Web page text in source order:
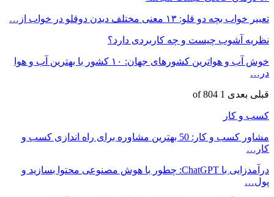
تعبیر خواب بچه دو قلو: ۱۳ معنی مختلف دیدن دوقلو در خواب از…
نظریه آشوب چیست و چه کاربردی دارد؟
خوش آب و هواترین کشورهای جهان: ۱۰ کشور با بهترین آب و هوا
در…
قبلی بعدی 1 of 804
کسب و کار
مشاور کسب و کار: 50 بهترین مشاوره برای راه اندازی کسب و
کار…
درآمدزایی با ChatGPT: چطور با هوش مصنوعی محتوا بسازید و
پول…